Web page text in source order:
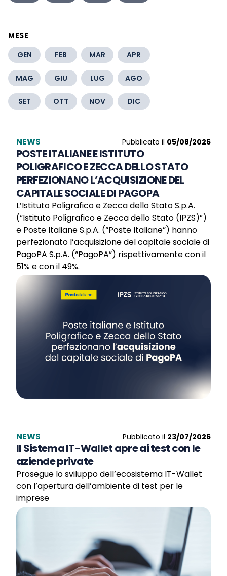
NEWS Pubblicato il 05/08/2026
POSTE ITALIANE E ISTITUTO
POLIGRAFICO E ZECCA DELLO STATO
PERFEZIONANO L’ACQUISIZIONE DEL
CAPITALE SOCIALE DI PAGOPA
L’Istituto Poligrafico e Zecca dello Stato S.p.A.
(“Istituto Poligrafico e Zecca dello Stato (IPZS)”)
e Poste Italiane S.p.A. (“Poste Italiane”) hanno
perfezionato l’acquisizione del capitale sociale di
PagoPA S.p.A. (“PagoPA”) rispettivamente con il
51% e con il 49%.
NEWS Pubblicato il 23/07/2026
Il Sistema IT-Wallet apre ai test con le
aziende private
Prosegue lo sviluppo dell’ecosistema IT-Wallet
con l’apertura dell’ambiente di test per le
imprese
MESE
GEN
FEB MAR APR
MAG GIU LUG AGO
SET OTT NOV DIC